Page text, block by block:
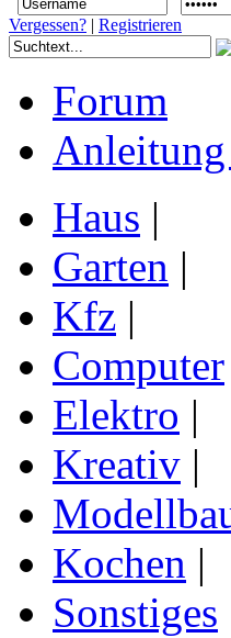
Vergessen? | Registrieren
Forum
Anleitung
Haus |
Garten |
Kfz |
Computer
Elektro |
Kreativ |
Kochen |
Sonstiges